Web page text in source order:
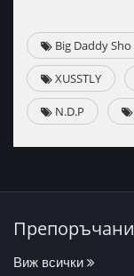
Big Daddy Sho
XUSSTLY
N.D.P
Препоръчани
Виж всички